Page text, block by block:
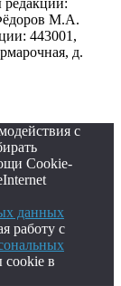
М.А.
443001,
д.
с
Cookie-
данных
работу с
cookie в